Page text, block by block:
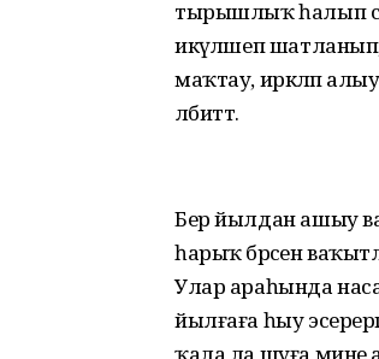
тырышлыҡ һалып
икәүләшеп
маҡтау, иркәләп
әлбиттә.
Бер йылдан ашыу
һарыҡ бәрәсен
Улар араһында
йылғаға һыу